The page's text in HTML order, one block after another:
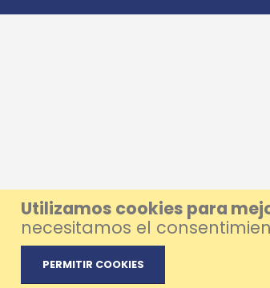
Utilizamos cookies para
necesitamos el
PERMITIR COOKIES
© 2026 Foxlive - Especialistas en